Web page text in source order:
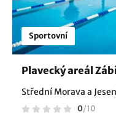
Sportovní
Plavecký areál
Střední Morava a
0/10